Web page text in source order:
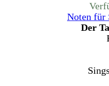
Noten für
Der